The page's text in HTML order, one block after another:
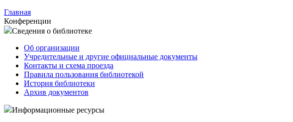
Главная
Конференции
Сведения о библиотеке
Об организации
Учредительные и другие официальные документы
Контакты и схема проезда
Правила пользования библиотекой
История библиотеки
Архив документов
Информационные ресурсы